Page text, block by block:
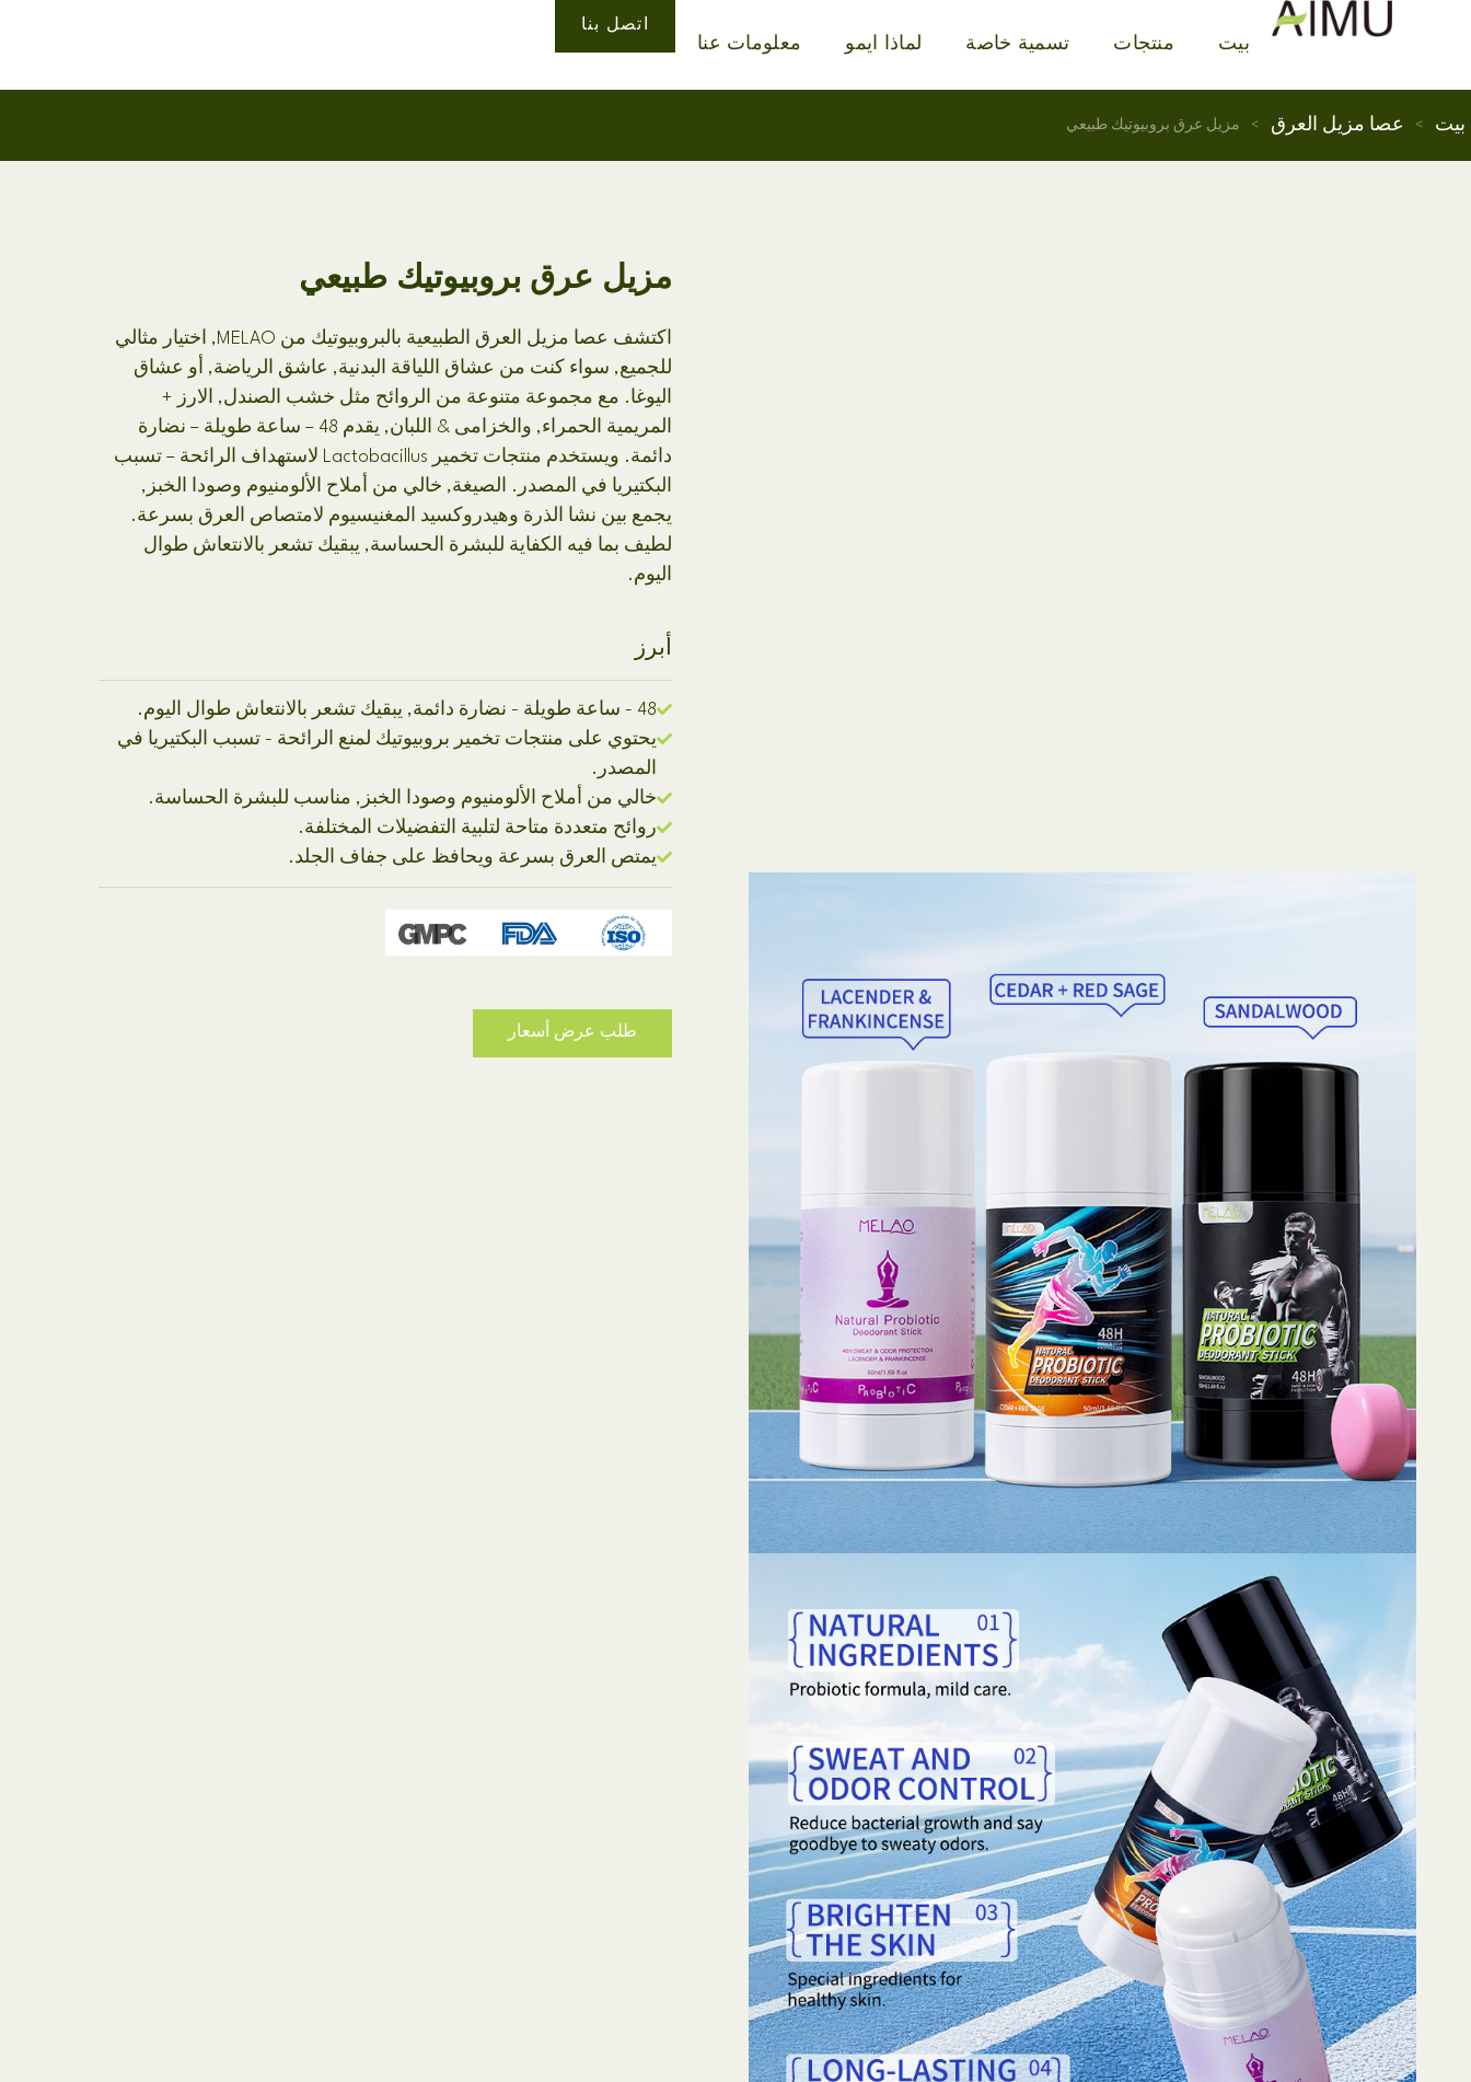
بيت منتجات تسمية خاصة لماذا ايمو معلومات عنا
اتصل بنا
بيت > عصا مزيل العرق > مزيل عرق بروبيوتيك طبيعي
مزيل عرق بروبيوتيك طبيعي
اكتشف عصا مزيل العرق الطبيعية بالبروبيوتيك من MELAO, اختيار مثالي
للجميع, سواء كنت من عشاق اللياقة البدنية, عاشق الرياضة, أو عشاق
اليوغا. مع مجموعة متنوعة من الروائح مثل خشب الصندل, الارز +
المريمية الحمراء, والخزامى & اللبان, يقدم 48 – ساعة طويلة – نضارة
دائمة. ويستخدم منتجات تخمير Lactobacillus لاستهداف الرائحة – تسبب
البكتيريا في المصدر. الصيغة, خالي من أملاح الألومنيوم وصودا الخبز,
يجمع بين نشا الذرة وهيدروكسيد المغنيسيوم لامتصاص العرق بسرعة.
لطيف بما فيه الكفاية للبشرة الحساسة, يبقيك تشعر بالانتعاش طوال
اليوم.
أبرز
48 - ساعة طويلة - نضارة دائمة, يبقيك تشعر بالانتعاش طوال اليوم.
يحتوي على منتجات تخمير بروبيوتيك لمنع الرائحة - تسبب البكتيريا في
المصدر.
خالي من أملاح الألومنيوم وصودا الخبز, مناسب للبشرة الحساسة.
روائح متعددة متاحة لتلبية التفضيلات المختلفة.
يمتص العرق بسرعة ويحافظ على جفاف الجلد.
طلب عرض أسعار